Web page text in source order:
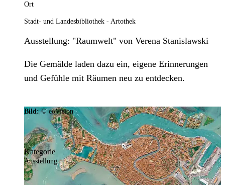
Ort
Stadt- und Landesbibliothek - Artothek
Ausstellung: "Raumwelt" von Verena Stanislawski
Die Gemälde laden dazu ein, eigene Erinnerungen
und Gefühle mit Räumen neu zu entdecken.
Bild:© eoVision
Kategorie
Ausstellung